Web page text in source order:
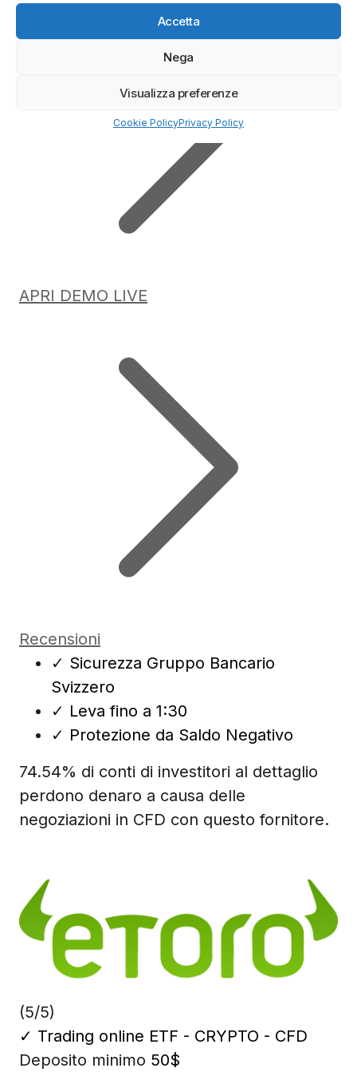
Accetta
Nega
Visualizza preferenze
Cookie PolicyPrivacy Policy
APRI DEMO LIVE
Recensioni
✓ Sicurezza Gruppo Bancario
Svizzero
✓ Leva fino a 1:30
✓ Protezione da Saldo Negativo
74.54% di conti di investitori al dettaglio
perdono denaro a causa delle
negoziazioni in CFD con questo fornitore.
(5/5)
✓ Trading online ETF - CRYPTO - CFD
Deposito minimo 50$